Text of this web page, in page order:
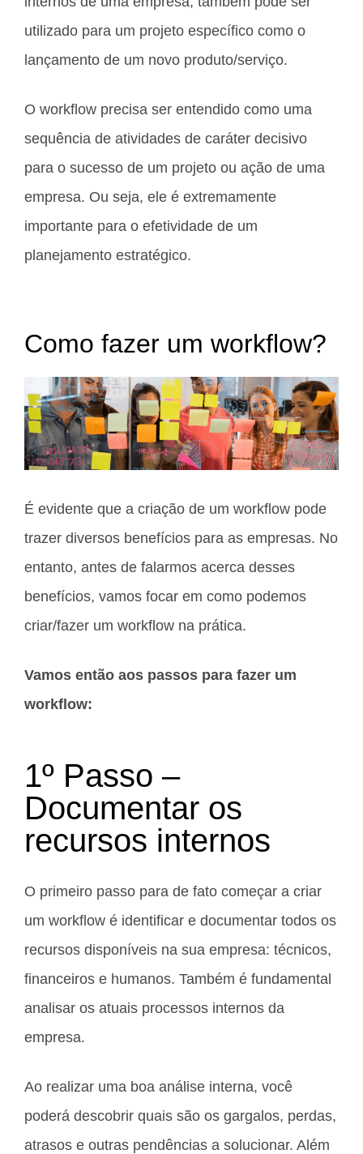
utilizado para um projeto específico como o
lançamento de um novo produto/serviço.
O workflow precisa ser entendido como uma
sequência de atividades de caráter decisivo
para o sucesso de um projeto ou ação de uma
empresa. Ou seja, ele é extremamente
importante para o efetividade de um
planejamento estratégico.
Como fazer um workflow?
É evidente que a criação de um workflow pode
trazer diversos benefícios para as empresas. No
entanto, antes de falarmos acerca desses
benefícios, vamos focar em como podemos
criar/fazer um workflow na prática.
Vamos então aos passos para fazer um
workflow:
1º Passo –
Documentar os
recursos internos
O primeiro passo para de fato começar a criar
um workflow é identificar e documentar todos os
recursos disponíveis na sua empresa: técnicos,
financeiros e humanos. Também é fundamental
analisar os atuais processos internos da
empresa.
Ao realizar uma boa análise interna, você
poderá descobrir quais são os gargalos, perdas,
atrasos e outras pendências a solucionar. Além